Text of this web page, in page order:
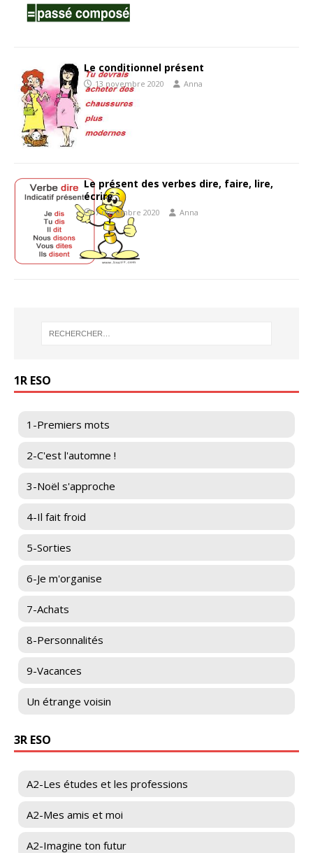
Le conditionnel présent
13 novembre 2020 Anna
Le présent des verbes dire, faire, lire,
écrire
7 novembre 2020 Anna
1R ESO
1-Premiers mots
2-C'est l'automne !
3-Noël s'approche
4-Il fait froid
5-Sorties
6-Je m'organise
7-Achats
8-Personnalités
9-Vacances
Un étrange voisin
3R ESO
A2-Les études et les professions
A2-Mes amis et moi
A2-Imagine ton futur